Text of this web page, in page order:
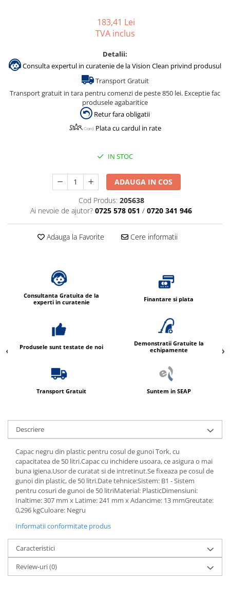
Gama de cosmetice hoteliere Sense
183,41 Lei
TVA inclus
Detalii:
Consulta expertul in curatenie de la Vision Clean privind produsul
Transport Gratuit
Transport gratuit in tara pentru comenzi de peste 850 lei. Exceptie fac
produsele agabaritice
Retur fara obligatii
Plata cu cardul in rate
IN STOC
ADAUGA IN COS
Cod Produs: 205638
Ai nevoie de ajutor? 0725 578 051 / 0720 341 946
Adauga la Favorite Cere informatii
Consultanta Gratuita de la
experti in curatenie
Finantare si plata
Produsele sunt testate de noi
Demonstratii Gratuite la
echipamente
Transport Gratuit Suntem in SEAP
Descriere
Capac negru din plastic pentru cosul de gunoi Tork, cu
capacitatea de 50 litri.Capac cu inchidere usoara, ce asigura o mai
buna igiena.Usor de curatat si de intretinut.Se fixeaza pe cosul de
gunoi din plastic, de 50 litri.Date tehnice:Sistem: B1 - Sistem
pentru cosuri de gunoi de 50 litriMaterial: PlasticDimensiuni:
Inaltime: 307 mm x Latime: 241 mm x Adancime: 13 mmGreutate:
0,296 kgCuloare: Negru
Informatii conformitate produs
Caracteristici
Review-uri(0)